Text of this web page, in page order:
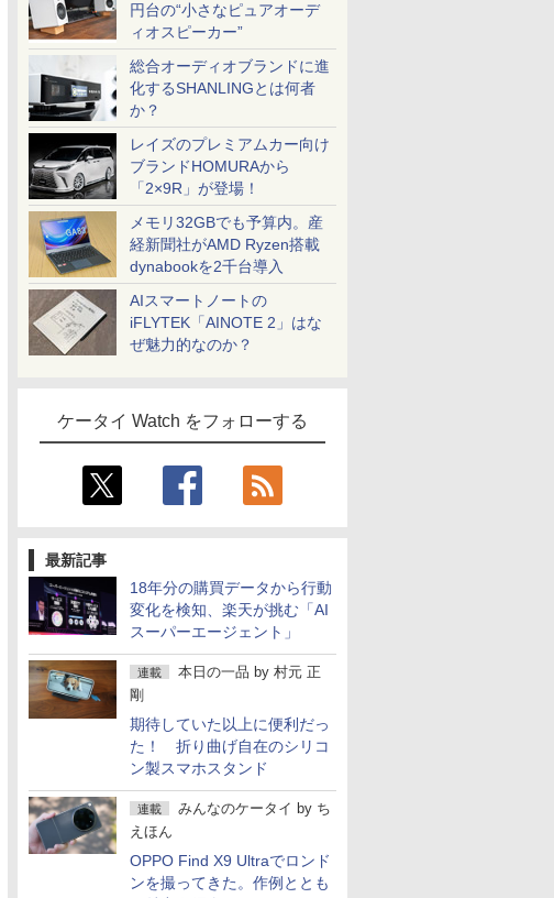
円台の“小さなピュアオーデ
ィオスピーカー”
総合オーディオブランドに進
化するSHANLINGとは何者
か？
レイズのプレミアムカー向け
ブランドHOMURAから
「2×9R」が登場！
メモリ32GBでも予算内。産
経新聞社がAMD Ryzen搭載
dynabookを2千台導入
AIスマートノートの
iFLYTEK「AINOTE 2」はな
ぜ魅力的なのか？
ケータイ Watch をフォローする
最新記事
18年分の購買データから行動
変化を検知、楽天が挑む「AI
スーパーエージェント」
連載 本日の一品 by 村元 正
剛
期待していた以上に便利だっ
た！ 折り曲げ自在のシリコ
ン製スマホスタンド
連載 みんなのケータイ by ち
えほん
OPPO Find X9 Ultraでロンド
ンを撮ってきた。作例ととも